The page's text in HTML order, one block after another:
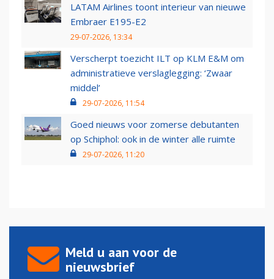
LATAM Airlines toont interieur van nieuwe
Embraer E195-E2
29-07-2026, 13:34
Verscherpt toezicht ILT op KLM E&M om
administratieve verslaglegging: ‘Zwaar
middel’
29-07-2026, 11:54
Goed nieuws voor zomerse debutanten
op Schiphol: ook in de winter alle ruimte
29-07-2026, 11:20
Meld u aan voor de
nieuwsbrief